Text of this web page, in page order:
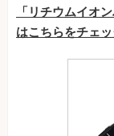
「リチウムイオ
はこちらをチェッ